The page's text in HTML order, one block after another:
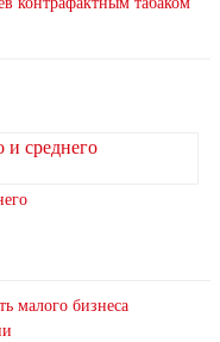
малого бизнеса